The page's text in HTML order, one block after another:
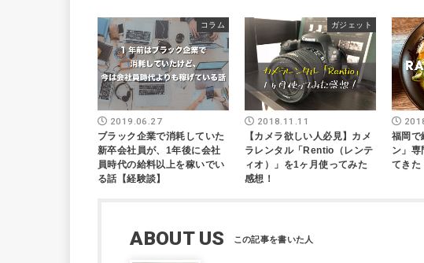
コラム
2019.06.27
ブラック企業で消耗していた
新卒会社員が、1年後に会社
員時代の給料以上を稼いでい
る話【経験談】
ガジェット
2018.11.11
【カメラ欲しい人必見】カメ
ラレンタル「Rentio（レンテ
ィオ）」を1ヶ月使ってみた
感想！
福岡で
ン」専
てきた
ABOUT US